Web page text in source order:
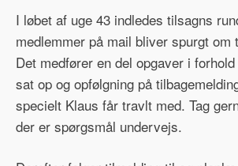
I løbet af uge 43 indledes tilsagns
medlemmer på mail bliver spurgt om
Det medfører en del opgaver i
sat op og opfølgning på
specielt Klaus får travlt med. Tag
der er spørgsmål undervejs.